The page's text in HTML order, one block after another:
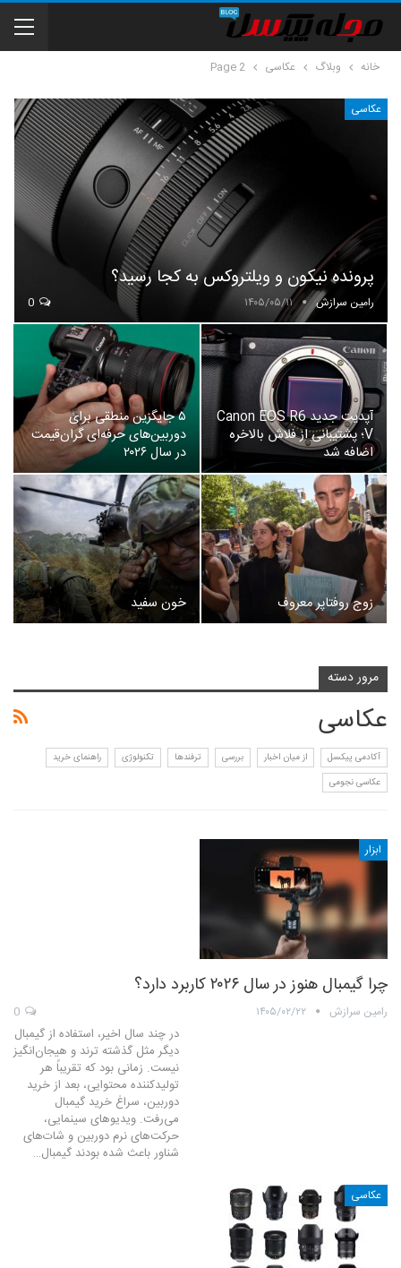
خانه وبلاگ عکاسی Page 2
عکاسی
پرونده نیکون و ویلتروکس به کجا رسید؟
رامین سرازش ۱۴۰۵/۰۵/۱۱
آپدیت جدید Canon EOS R6
V؛ پشتیبانی از فلاش بالاخره
اضافه شد
۵ جایگزین منطقی برای
دوربین‌های حرفه‌ای گران‌قیمت
در سال ۲۰۲۶
زوج روفتاپر معروف خون سفید
مرور دسته
عکاسی
آکادمی پیکسل از میان اخبار بررسی ترفندها تکنولوژی
راهنمای خرید
عکاسی نجومی
ابزار
چرا گیمبال هنوز در سال ۲۰۲۶ کاربرد دارد؟
رامین سرازش ۱۴۰۵/۰۲/۲۲
در چند سال اخیر، استفاده از گیمبال
دیگر مثل گذشته ترند و هیجان‌انگیز
نیست. زمانی بود که تقریباً هر
تولیدکننده محتوایی، بعد از خرید
دوربین، سراغ خرید گیمبال
می‌رفت. ویدیوهای سینمایی،
حرکت‌های نرم دوربین و شات‌های
شناور باعث شده بودند گیمبال…
عکاسی